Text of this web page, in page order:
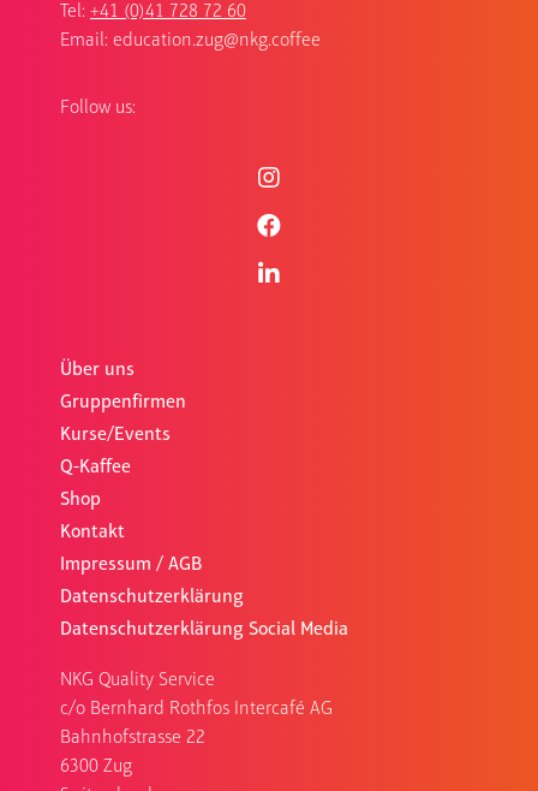
Über uns
Gruppenfirmen
Kurse/Events
Q-Kaffee
Shop
Kontakt
Impressum / AGB
Datenschutzerklärung
Datenschutzerklärung Social Media
NKG Quality Service
c/o Bernhard Rothfos Intercafé AG
Bahnhofstrasse 22
6300 Zug
Tel: +41 (0)41 728 72 60
Email: education.zug@nkg.coffee
Follow us: